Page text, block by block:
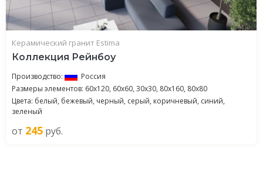
Керамический гранит Estima
Коллекция Рейнбоу
Производство:
Россия
Размеры элементов: 60x120, 60x60, 30x30, 80x160, 80x80
Цвета: белый, бежевый, черный, серый, коричневый, синий,
зеленый
от 245 руб.